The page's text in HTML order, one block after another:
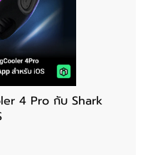
4 Pro กับ Shark